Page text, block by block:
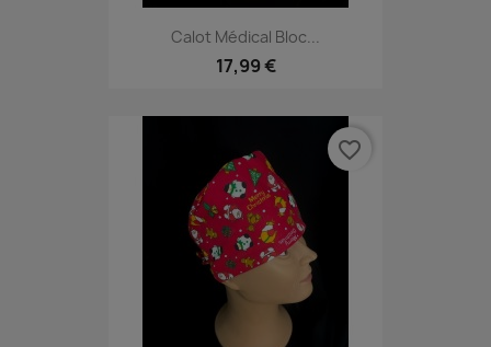
Calot Médical Bloc...
17,99 €
favorite_border